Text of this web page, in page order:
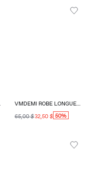
VMDEMI ROBE LONGUE COUPE RÉGULIÈRE COL EN V
65,00 $32,50 $ 50%